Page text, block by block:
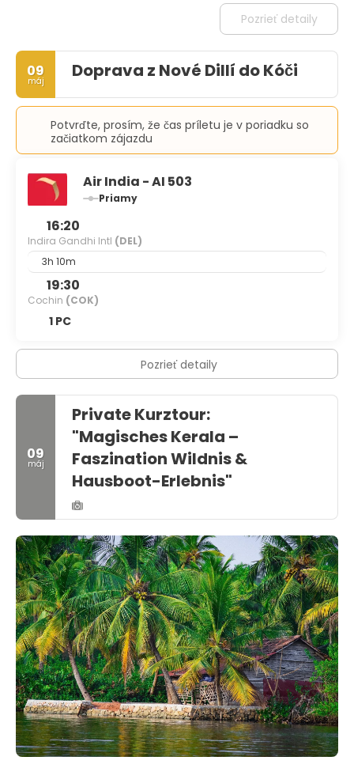
Pozrieť detaily
09
máj Doprava z Nové Dillí do Kóči
Potvrďte, prosím, že čas príletu je v poriadku so
začiatkom zájazdu
Air India - AI 503
Priamy
16:20
Indira Gandhi Intl (DEL)
3h 10m
19:30
Cochin (COK)
1 PC
Pozrieť detaily
09
máj
Private Kurztour:
"Magisches Kerala –
Faszination Wildnis &
Hausboot-Erlebnis"